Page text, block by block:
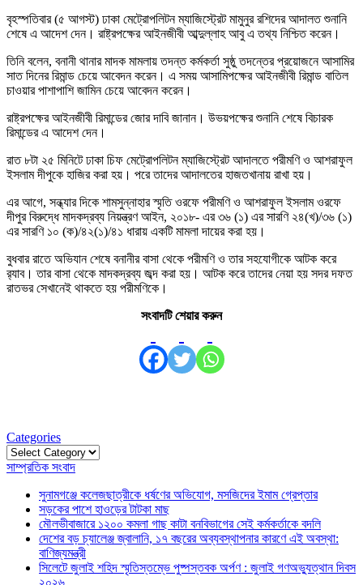
বৃহস্পতিবার (৫ আগস্ট) ঢাকা মেট্রোপলিটন ম্যাজিস্ট্রেট মামুনুর রশিদের আদালত শুনানি
শেষে এ আদেশ দেন। রাষ্ট্রপক্ষের আইনজীবী আব্দুল্লাহ আবু এ তথ্য নিশ্চিত করেন।
তিনি বলেন, বনানী থানার মাদক মামলায় তদন্ত কর্মকর্তা সুষ্ঠু তদন্তের প্রয়োজনে আসামির
সাত দিনের রিমান্ড চেয়ে আবেদন করেন। এ সময় আসামিপক্ষের আইনজীবী রিমান্ড বাতিল
চাওয়ার পাশাপাশি জামিন চেয়ে আবেদন করেন।
রাষ্ট্রপক্ষের আইনজীবী রিমান্ডের জোর দাবি জানান। উভয়পক্ষের শুনানি শেষে বিচারক
রিমান্ডের এ আদেশ দেন।
রাত ৮টা ২৫ মিনিটে ঢাকা চিফ মেট্রোপলিটন ম্যাজিস্ট্রেট আদালতে পরীমণি ও আশরাফুল
ইসলাম দীপুকে হাজির করা হয়। পরে তাদের আদালতের হাজতখানায় রাখা হয়।
এর আগে, সন্ধ্যার দিকে শামসুন্নাহার স্মৃতি ওরফে পরীমণি ও আশরাফুল ইসলাম ওরফে
দীপুর বিরুদ্ধে মাদকদ্রব্য নিয়ন্ত্রণ আইন, ২০১৮- এর ৩৬ (১) এর সারণি ২৪(খ)/৩৬ (১)
এর সারণি ১০ (ক)/৪২(১)/৪১ ধারায় একটি মামলা দায়ের করা হয়।
বুধবার রাতে অভিযান শেষে বনানীর বাসা থেকে পরীমণি ও তার সহযোগীকে আটক করে
র‌্যাব। তার বাসা থেকে মাদকদ্রব্য জব্দ করা হয়। আটক করে তাদের নেয়া হয় সদর দফত
রাতভর সেখানেই থাকতে হয় পরীমণিকে।
সংবাদটি শেয়ার করুন
Categories
Categories
সাম্প্রতিক সংবাদ
সুনামগঞ্জে কলেজছাত্রীকে ধর্ষণের অভিযোগ, মসজিদের ইমাম গ্রেপ্তার
সড়কের পাশে হাওড়ের টাটকা মাছ
মৌলভীবাজারে ১২০০ কমলা গাছ কাটা বনবিভাগের সেই কর্মকর্তাকে বদলি
দেশের বড় চ্যালেঞ্জ জ্বালানি, ১৭ বছরের অব্যবস্থাপনার কারণে এই অবস্থা:
বাণিজ্যমন্ত্রী
সিলেটে জুলাই শহিদ স্মৃতিস্তম্ভে পুষ্পস্তবক অর্পণ : জুলাই গণঅভ্যুত্থান দিবস